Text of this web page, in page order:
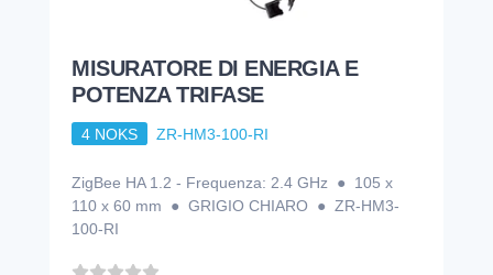
MISURATORE DI ENERGIA E
POTENZA TRIFASE
4 NOKS ZR-HM3-100-RI
ZigBee HA 1.2 - Frequenza: 2.4 GHz ● 105 x
110 x 60 mm ● GRIGIO CHIARO ● ZR-HM3-
100-RI